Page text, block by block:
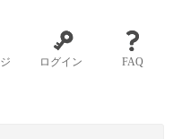
ログイン FAQ